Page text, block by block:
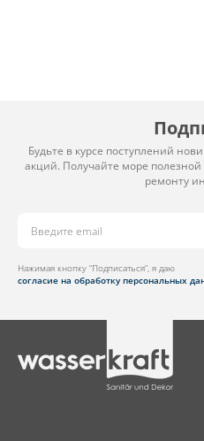
Будьте в курсе поступлений
акций. Получайте море
ремонту
Нажимая кнопку “Подписаться”, я даю
согласие на обработку персональных